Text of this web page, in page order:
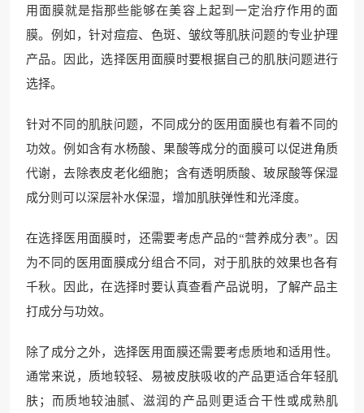
用面膜就是指那些能够在美容上起到一定治疗作用的面
膜。例如，针对痘痘、色斑、皱纹等肌肤问题的专业护理
产品。因此，选择医用面膜时要根据自己的肌肤问题进行
选择。
针对不同的肌肤问题，不同成分的医用面膜也有着不同的
功效。例如含有水杨酸、果酸等成分的面膜可以促进角质
代谢，去除表皮老化细胞；含有透明质酸、玻尿酸等保湿
成分则可以深层补水保湿，增加肌肤弹性和光泽度。
在选择医用面膜时，还需要考虑产品的“营养成分表”。因
为不同的医用面膜成分组合不同，对于肌肤的效果也各有
千秋。因此，在选择时要认真查看产品说明，了解产品主
打成分与功效。
除了成分之外，选择医用面膜还需要考虑质地和适用性。
通常来说，质地较轻、易被皮肤吸收的产品更适合年轻肌
肤；而质地较油腻、滋润的产品则更适合干性或成熟肌